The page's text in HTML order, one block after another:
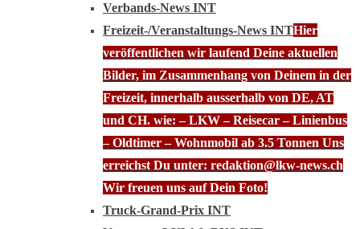
Verbands-News INT
Freizeit-/Veranstaltungs-News INTHier
veröffentlichen wir laufend Deine aktuellen
Bilder, im Zusammenhang von Deinem in der
Freizeit, innerhalb ausserhalb von DE, AT
und CH. wie: – LKW – Reisecar – Linienbus
– Oldtimer – Wohnmobil ab 3.5 Tonnen Uns
erreichst Du unter: redaktion@lkw-news.ch
Wir freuen uns auf Dein Foto!
Truck-Grand-Prix INT